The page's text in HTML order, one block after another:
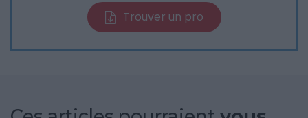
Trouver un pro